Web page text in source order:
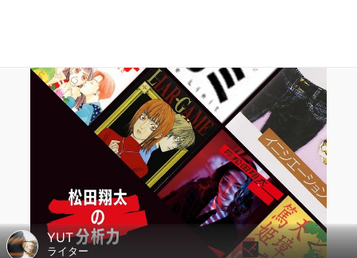
YUT
ライター